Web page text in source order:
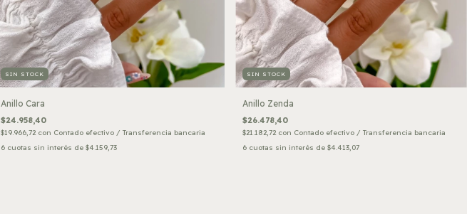
SIN STOCK
Anillo Cara
$24.958,40
$19.966,72 con Contado efectivo / Transferencia bancaria
6 cuotas sin interés de $4.159,73
SIN STOCK
Anillo Zenda
$26.478,40
$21.182,72 con Contado efectivo / Transferencia bancaria
6 cuotas sin interés de$4.413,07